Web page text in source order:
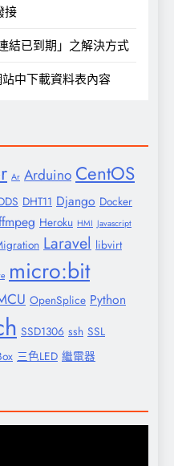
接
結已到期」之解決方式
中下載資料表內容
Ar Arduino CentOS
DHT11 Django Docker
Heroku HMI Javascript
Laravel libvirt
micro:bit
OpenSplice Python
SSD1306 ssh SSL
三色LED 繼電器